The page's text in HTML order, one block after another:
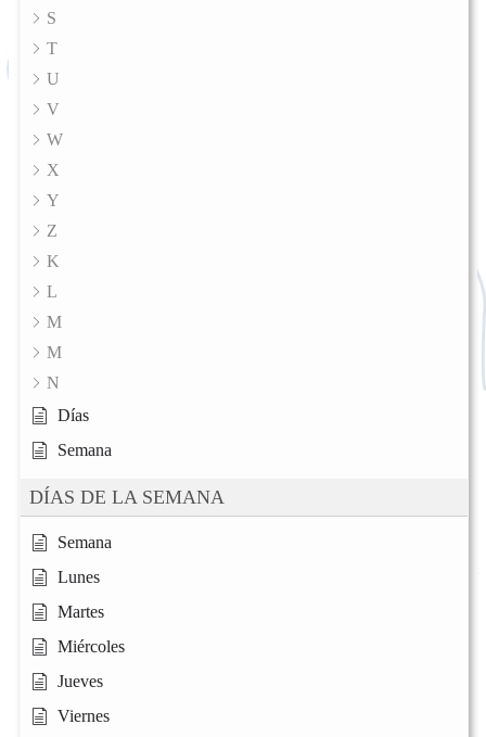
S
T
U
V
W
X
Y
Z
K
L
M
M
N
Días
Semana
DÍAS DE LA SEMANA
Semana
Lunes
Martes
Miércoles
Jueves
Viernes